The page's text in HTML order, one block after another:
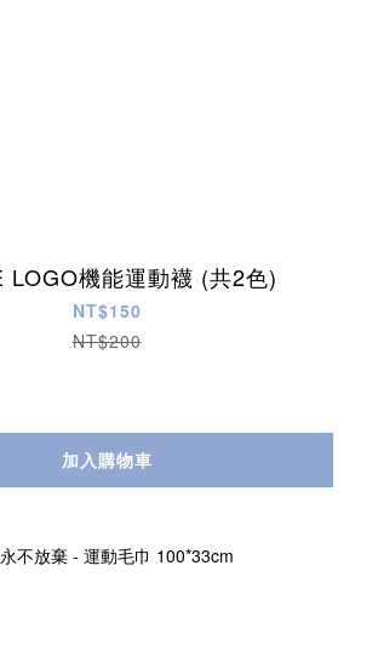
LOGO機能運動襪 (共2色)
NT$150
NT$200
加入購物車